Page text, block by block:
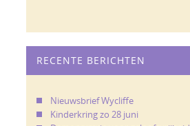
RECENTE BERICHTEN
Nieuwsbrief Wycliffe
Kinderkring zo 28 juni